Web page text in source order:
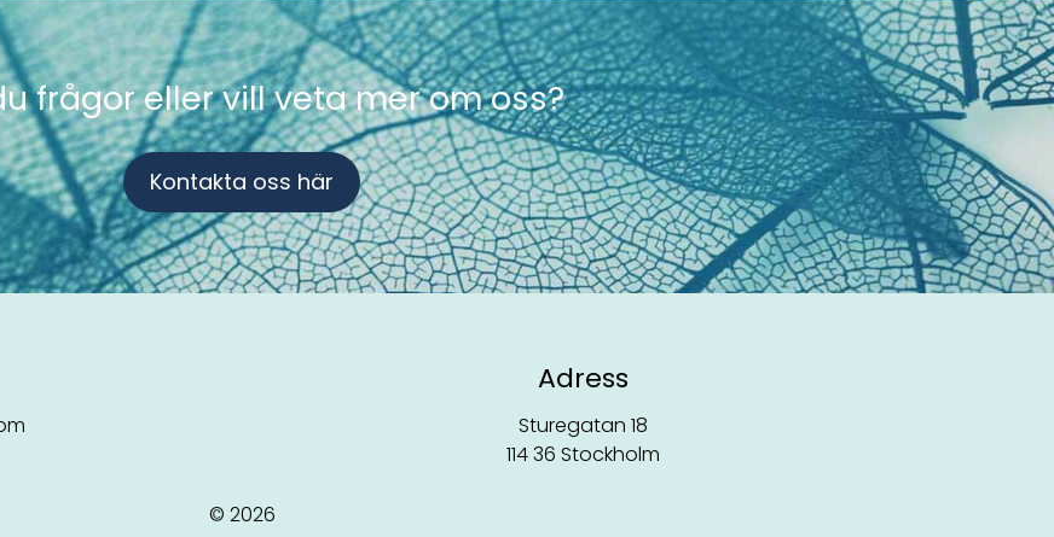
frågor eller vill veta mer om oss?
Kontakta oss här
Adress
Sturegatan 18
114 36 Stockholm
© 2026